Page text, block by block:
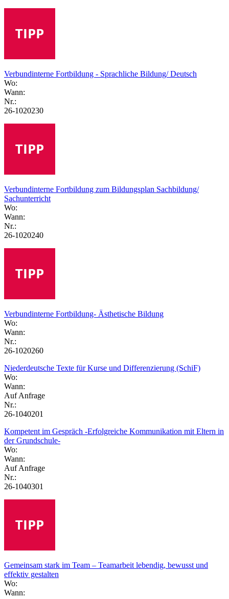
Verbundinterne Fortbildung - Sprachliche Bildung/ Deutsch
Wo:
Wann:
Nr.:
26-1020230
Verbundinterne Fortbildung zum Bildungsplan Sachbildung/
Sachunterricht
Wo:
Wann:
Nr.:
26-1020240
Verbundinterne Fortbildung- Ästhetische Bildung
Wo:
Wann:
Nr.:
26-1020260
Niederdeutsche Texte für Kurse und Differenzierung (SchiF)
Wo:
Wann:
Auf Anfrage
Nr.:
26-1040201
Kompetent im Gespräch -Erfolgreiche Kommunikation mit Eltern in
der Grundschule-
Wo:
Wann:
Auf Anfrage
Nr.:
26-1040301
Gemeinsam stark im Team – Teamarbeit lebendig, bewusst und
effektiv gestalten
Wo:
Wann: